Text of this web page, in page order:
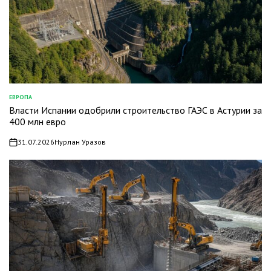
ОПУБЛИКОВАНО
В
ЕВРОПА
Власти Испании одобрили строительство ГАЭС в Астурии за
400 млн евро
on31.07.2026Нурлан Уразов